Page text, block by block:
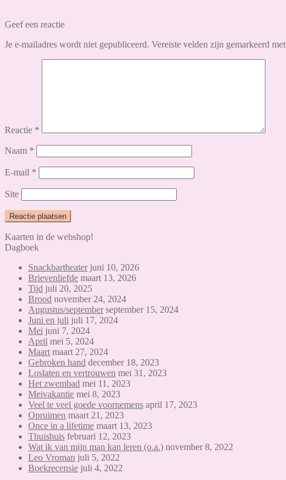
Geef een reactie
Je e-mailadres wordt niet gepubliceerd. Vereiste velden zijn gemarkeerd met
Reactie *
Naam *
E-mail *
Site
Kaarten in de webshop!
Dagboek
Snackbartheater juni 10, 2026
Brievenliefde maart 13, 2026
Tijd juli 20, 2025
Brood november 24, 2024
Augustus/september september 15, 2024
Juni en juli juli 17, 2024
Mei juni 7, 2024
April mei 5, 2024
Maart maart 27, 2024
Gebroken hand december 18, 2023
Loslaten en vertrouwen mei 31, 2023
Het zwembad mei 11, 2023
Meivakantie mei 8, 2023
Veel te veel goede voornemens april 17, 2023
Opruimen maart 21, 2023
Once in a lifetime maart 13, 2023
Thuishuis februari 12, 2023
Wat ik van mijn man kan leren (o.a.) november 8, 2022
Leo Vroman juli 5, 2022
Boekrecensie juli 4, 2022